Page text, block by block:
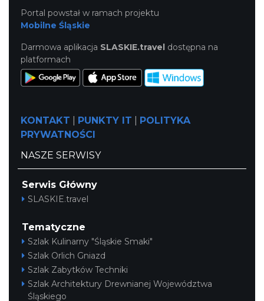
Portal powstał w ramach projektu
Mobilne Śląskie
Darmowa aplikacja SLASKIE.travel dostępna na
platformach
KONTAKT PUNKTY IT
POLITYKA
PRYWATNOŚCI
NASZE SERWISY
Serwis Główny
SLASKIE.travel
Tematyczne
Szlak Kulinarny "Śląskie Smaki"
Szlak Orlich Gniazd
Szlak Zabytków Techniki
Szlak Architektury Drewnianej Województwa
Śląskiego